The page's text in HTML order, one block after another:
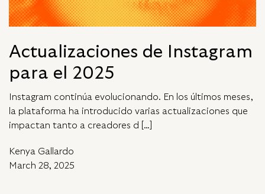
Actualizaciones de Instagram
para el 2025
Instagram continúa evolucionando. En los últimos meses,
la plataforma ha introducido varias actualizaciones que
impactan tanto a creadores d […]
Kenya Gallardo
March 28, 2025